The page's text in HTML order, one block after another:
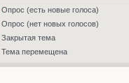
Опрос (есть новые голоса)
Опрос (нет новых голосов)
Закрытая тема
Тема перемещена